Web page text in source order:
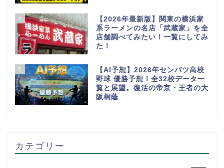
4
【2026年最新版】関東の横浜家
系ラーメンの名店「武蔵家」を全
店舗調べてみたい！一覧にしてみ
た！
5
【AI予想】2026年センバツ高校
野球 優勝予想！全32校データ一
覧と展望。復活の帝京・王者の大
阪桐蔭
カテゴリー